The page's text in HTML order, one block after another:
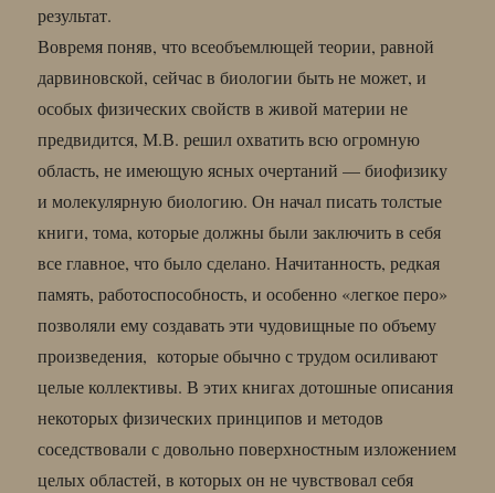
результат.
Вовремя поняв, что всеобъемлющей теории, равной
дарвиновской, сейчас в биологии быть не может, и
особых физических свойств в живой материи не
предвидится, М.В. решил охватить всю огромную
область, не имеющую ясных очертаний — биофизику
и молекулярную биологию. Он начал писать толстые
книги, тома, которые должны были заключить в себя
все главное, что было сделано. Начитанность, редкая
память, работоспособность, и особенно «легкое перо»
позволяли ему создавать эти чудовищные по объему
произведения, которые обычно с трудом осиливают
целые коллективы. В этих книгах дотошные описания
некоторых физических принципов и методов
соседствовали с довольно поверхностным изложением
целых областей, в которых он не чувствовал себя